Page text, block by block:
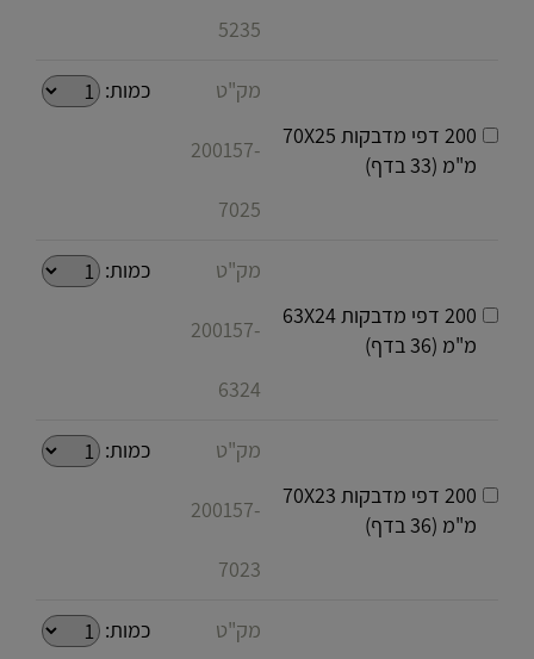
5235
200 דפי מדבקות 70X25
מ"מ (33 בדף)
מק"ט
200157-
7025
כמות:
200 דפי מדבקות 63X24
מ"מ (36 בדף)
מק"ט
200157-
6324
כמות:
200 דפי מדבקות 70X23
מ"מ (36 בדף)
מק"ט
200157-
7023
כמות:
מק"ט כמות: